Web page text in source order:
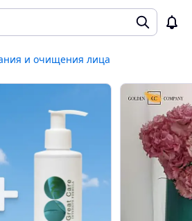
и очищения лица